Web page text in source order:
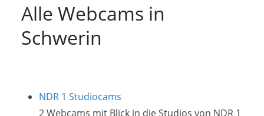
Alle Webcams in
Schwerin
NDR 1 Studiocams
2 Webcams mit Blick in die Studios von NDR 1